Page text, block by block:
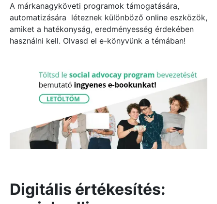
A márkanagyköveti programok támogatására,
automatizására léteznek különböző online eszközök,
amiket a hatékonyság, eredményesség érdekében
használni kell. Olvasd el e-könyvünk a témában!
Digitális értékesítés: